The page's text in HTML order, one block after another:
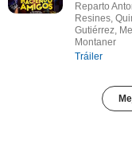
Reparto
Resines,
Gutiérrez,
Montaner
Tráiler